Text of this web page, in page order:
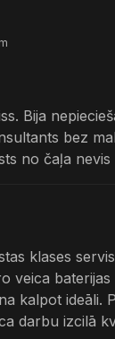
Bija
bez
no čaļa
klases
veica
kalpot ideāli.
darbu izcilā